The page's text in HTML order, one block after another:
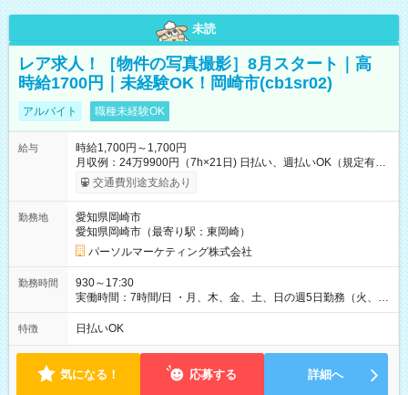
未読
レア求人！［物件の写真撮影］8月スタート｜高
時給1700円｜未経験OK！岡崎市(cb1sr02)
アルバイト 職種未経験OK
給与
時給1,700円～1,700円
月収例：24万9900円（7h×21日) 日払い、週払いOK（規定有
り） 【試用期間】試用期間なし
交通費別途支給あり
勤務地
愛知県岡崎市
愛知県岡崎市（最寄り駅：東岡崎）
パーソルマーケティング株式会社
勤務時間
930～17:30
実働時間：7時間/日 ・月、木、金、土、日の週5日勤務（火、水
は固定休です／夏季、年末年始等、長期休暇有り！） ・ワンシ
フト！ 残業ほぼナシ（0～5h/月）
特徴 日払いOK
気になる！ 応募する 詳細へ